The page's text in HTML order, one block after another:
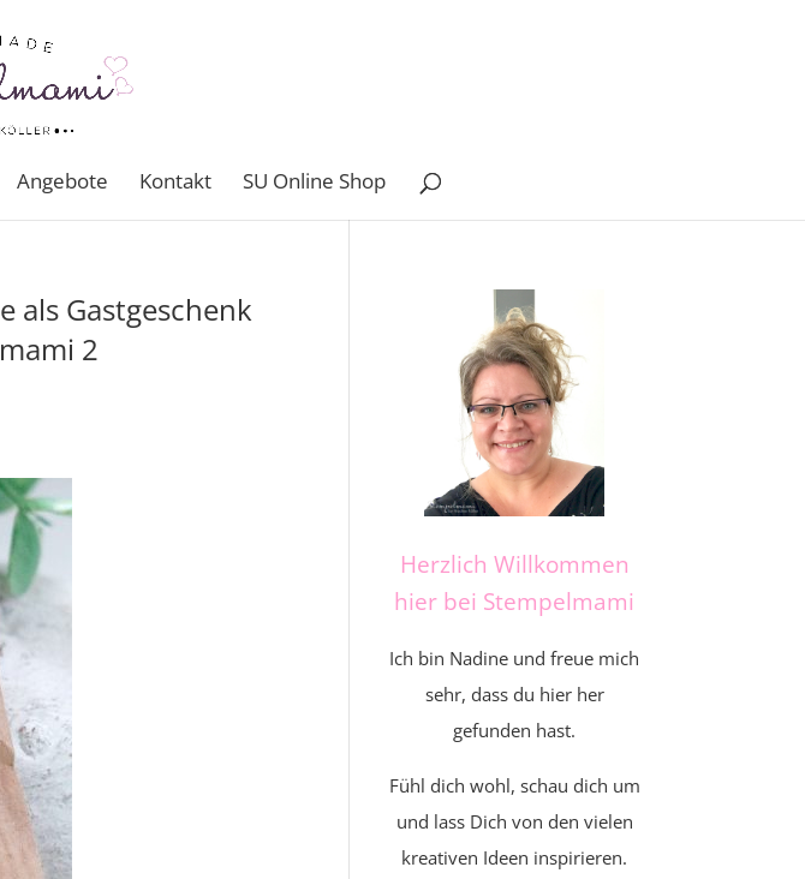
Angebote Kontakt SU Online Shop
als Gastgeschenk
2
Herzlich Willkommen
hier bei Stempelmami
Ich bin Nadine und freue mich
sehr, dass du hier her
gefunden hast.
Fühl dich wohl, schau dich um
und lass Dich von den vielen
kreativen Ideen inspirieren.